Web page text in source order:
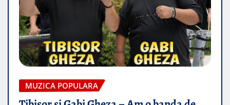
MUZICA POPULARA